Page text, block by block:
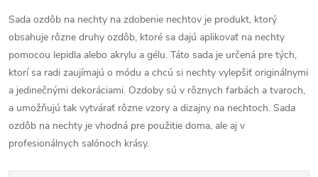
Sada ozdôb na nechty na zdobenie nechtov je produkt, ktorý
obsahuje rôzne druhy ozdôb, ktoré sa dajú aplikovať na nechty
pomocou lepidla alebo akrylu a gélu. Táto sada je určená pre tých,
ktorí sa radi zaujímajú o módu a chcú si nechty vylepšiť originálnymi
a jedinečnými dekoráciami. Ozdoby sú v rôznych farbách a tvaroch,
a umožňujú tak vytvárať rôzne vzory a dizajny na nechtoch. Sada
ozdôb na nechty je vhodná pre použitie doma, ale aj v
profesionálnych salónoch krásy.